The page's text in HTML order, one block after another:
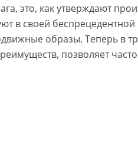
это, как утверждают
в своей
образы. Теперь в
позволяет